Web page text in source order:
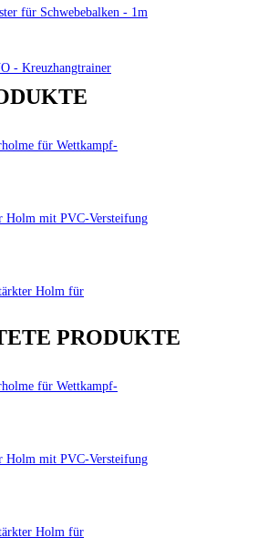
für Schwebebalken - 1m
- Kreuzhangtrainer
für Wettkampf-
Holm mit PVC-Versteifung
Holm für
PRODUKTE
für Wettkampf-
Holm mit PVC-Versteifung
Holm für